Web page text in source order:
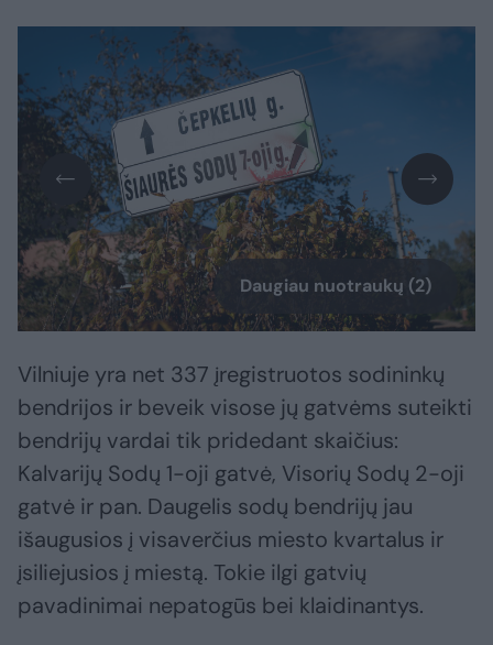
Daugiau nuotraukų (2)
Vilniuje yra net 337 įregistruotos sodininkų
bendrijos ir beveik visose jų gatvėms suteikti
bendrijų vardai tik pridedant skaičius:
Kalvarijų Sodų 1-oji gatvė, Visorių Sodų 2-oji
gatvė ir pan. Daugelis sodų bendrijų jau
išaugusios į visaverčius miesto kvartalus ir
įsiliejusios į miestą. Tokie ilgi gatvių
pavadinimai nepatogūs bei klaidinantys.